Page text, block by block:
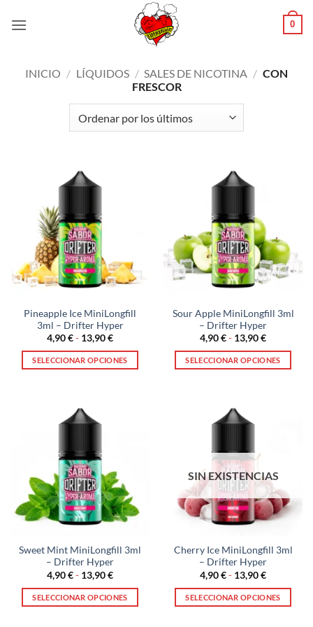
0
INICIO / LÍQUIDOS / SALES DE NICOTINA / CON
FRESCOR
Pineapple Ice MiniLongfill
3ml – Drifter Hyper
4,90€- 13,90€Rango
precios:
desde
SELECCIONAR OPCIONES
múltiples
Las
opciones
se
pueden
elegir
en
página
de
producto
Sour Apple MiniLongfill 3ml
– Drifter Hyper
4,90€- 13,90€Rango
precios:
desde
SELECCIONAR OPCIONES
múltiples
Las
opciones
se
pueden
elegir
en
página
de
producto
Sweet Mint MiniLongfill 3ml
– Drifter Hyper
4,90€- 13,90€Rango
precios:
desde
SELECCIONAR OPCIONES
SIN EXISTENCIAS
Cherry Ice MiniLongfill 3ml
– Drifter Hyper
4,90€- 13,90€Rango
precios:
desde
SELECCIONAR OPCIONES